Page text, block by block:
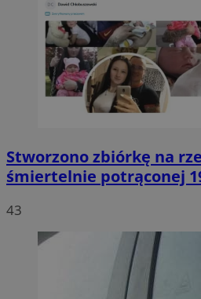
Stworzono zbiórkę na
śmiertelnie potrąconej
43